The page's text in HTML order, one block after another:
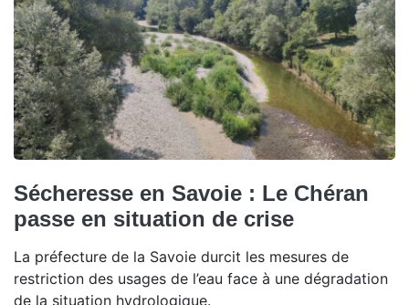
Sécheresse en Savoie : Le Chéran
passe en situation de crise
La préfecture de la Savoie durcit les mesures de
restriction des usages de l’eau face à une dégradation
de la situation hydrologique.